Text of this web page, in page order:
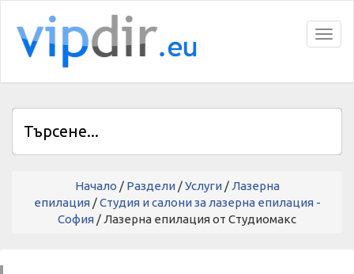
Начало / Раздели/Услуги/ Лазерна
епилация/Студия и салони за лазерна епилация -
София / Лазерна епилация от Студиомакс